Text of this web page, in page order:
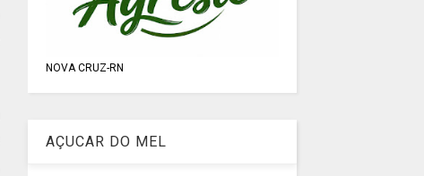
NOVA CRUZ-RN
AÇUCAR DO MEL